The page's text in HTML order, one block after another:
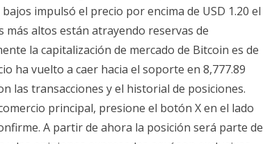
impulsó el precio por encima de USD 1.20 el
más altos están atrayendo reservas de
la capitalización de mercado de Bitcoin es de
ha vuelto a caer hacia el soporte en 8,777.89
las transacciones y el historial de posiciones.
principal, presione el botón X en el lado
A partir de ahora la posición será parte de